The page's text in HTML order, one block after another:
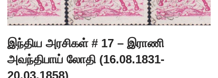
இந்திய அரசிகள் # 17 – இராணி
அவந்திபாய் லோதி (16.08.1831-